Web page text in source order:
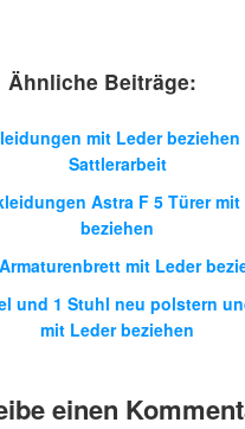
Ähnliche Beiträge:
mit Leder beziehen
Sattlerarbeit
Astra F 5 Türer mit
beziehen
mit Leder
und 1 Stuhl neu polstern
mit Leder beziehen
einen